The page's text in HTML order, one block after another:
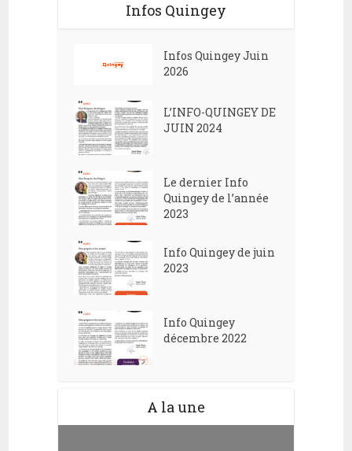
Infos Quingey
Infos Quingey Juin
2026
L’INFO-QUINGEY DE
JUIN 2024
Le dernier Info
Quingey de l’année
2023
Info Quingey de juin
2023
Info Quingey
décembre 2022
A la une